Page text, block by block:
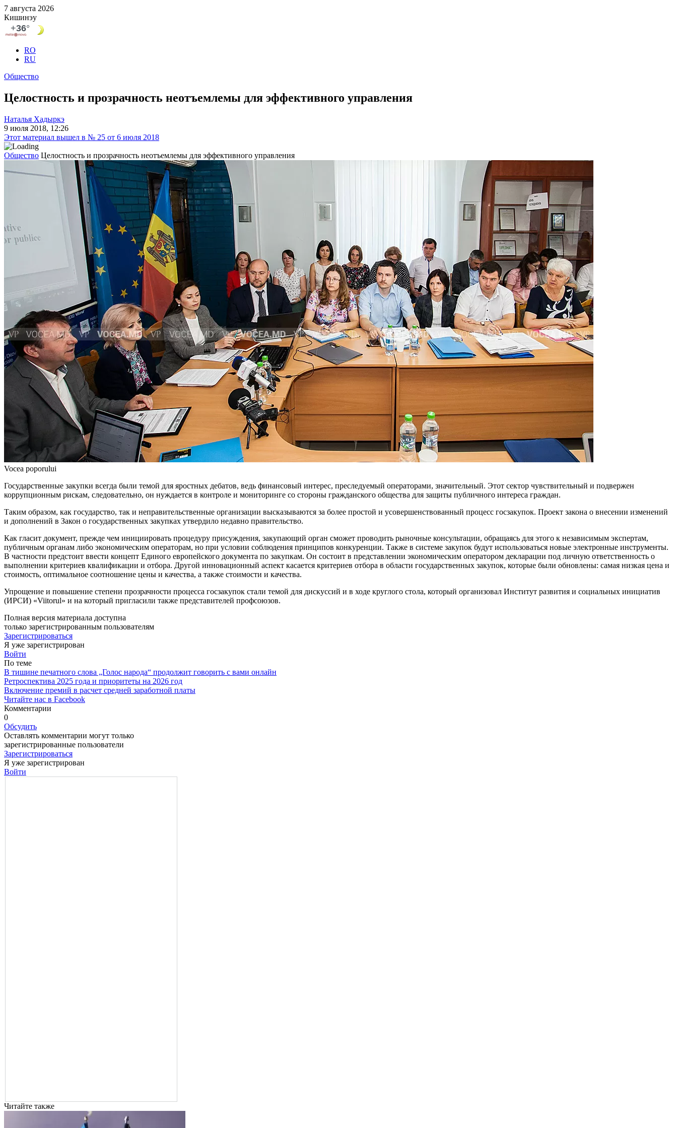
7 августа 2026
Кишинэу
RO
RU
Общество
Целостность и прозрачность неотъемлемы для эффективного управления
Наталья Хадыркэ
9 июля 2018, 12:26
Этот материал вышел в № 25 от 6 июля 2018
Общество Целостность и прозрачность неотъемлемы для эффективного управления
Vocea poporului
Государственные закупки всегда были темой для яростных дебатов, ведь финансовый интерес, пресле­дуемый операторами, значитель­ный. Этот сектор чувствительный и подвержен
коррупционным рис­кам, следовательно, он нуждается в контроле и мониторинге со стороны гражданского общества для защиты публичного интереса граждан.
Таким образом, как государство, так и неправительственные орга­низации высказываются за более простой и усовершенствованный процесс госзакупок. Проект закона о внесении изменений
и дополне­ний в Закон о государственных за­купках утвердило недавно прави­тельство.
Как гласит документ, прежде чем инициировать процедуру при­суждения, закупающий орган смо­жет проводить рыночные консуль­тации, обращаясь для этого к не­зависимым экспертам,
публичным органам либо экономическим опе­раторам, но при условии соблюде­ния принципов конкуренции. Также в системе закупок будут использо­ваться новые электронные инстру­менты.
В частности предстоит ввес­ти концепт Единого европейского документа по закупкам. Он состо­ит в представлении экономическим оператором декларации под лич­ную ответственность о
выполнении критериев квалификации и отбора. Другой инновационный аспект ка­сается критериев отбора в облас­ти государственных закупок, кото­рые были обновлены: самая низкая цена и
стоимость, оптимальное со­отношение цены и качества, а также стоимости и качества.
Упрощение и повышение степе­ни прозрачности процесса госзаку­пок стали темой для дискуссий и в ходе круглого стола, который орга­низовал Институт развития и соци­альных инициатив
(ИРСИ) «Viitorul» и на который пригласили также представителей профсоюзов.
Полная версия материала доступна
только зарегистрированным пользователям
Зарегистрироваться
Я уже зарегистрирован
Войти
По теме
В тишине печатного слова „Голос народа“ продолжит говорить с вами онлайн
Ретроспектива 2025 года и приоритеты на 2026 год
Включение премий в расчет средней заработной платы
Читайте нас в Facebook
Комментарии
0
Обсудить
Оставлять комментарии могут только
зарегистрированные пользователи
Зарегистрироваться
Я уже зарегистрирован
Войти
Читайте также